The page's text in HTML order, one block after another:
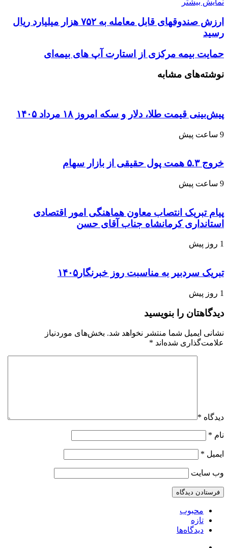
نمایش بیشتر
ارزش صندوق‎های قابل معامله به ۷۵۲ هزار میلیارد ریال
رسید
حمایت بیمه مرکزی از استارت آپ های بیمه‌ای
نوشته‌های مشابه
پیش‌بینی قیمت طلا، دلار و سکه امروز ۱۸ مرداد ۱۴۰۵
9 ساعت پیش
خروج ۵.۳ همت پول حقیقی از بازار سهام
9 ساعت پیش
پیام تبریک انتصاب معاون هماهنگی امور اقتصادی
استانداری کرمانشاه جناب آقای حسن
1 روز پیش
تبریک سردبیر به مناسبت روز خبرنگار۱۴۰۵
1 روز پیش
دیدگاهتان را بنویسید
نشانی ایمیل شما منتشر نخواهد شد. بخش‌های موردنیاز
علامت‌گذاری شده‌اند *
دیدگاه *
نام *
ایمیل *
وب‌ سایت
محبوب
تازه
دیدگاه‌ها